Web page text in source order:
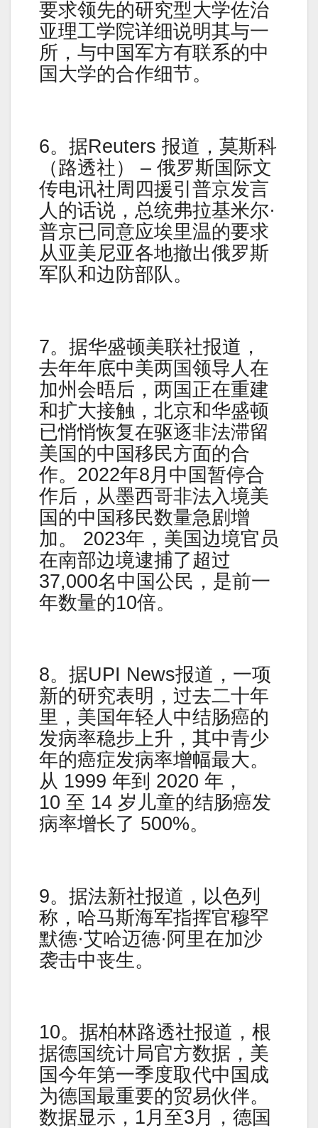
要求领先的研究型大学佐治
亚理工学院详细说明其与一
所，与中国军方有联系的中
国大学的合作细节。
6。据Reuters 报道，莫斯科
（路透社） – 俄罗斯国际文
传电讯社周四援引普京发言
人的话说，总统弗拉基米尔·
普京已同意应埃里温的要求
从亚美尼亚各地撤出俄罗斯
军队和边防部队。
7。据华盛顿美联社报道，
去年年底中美两国领导人在
加州会晤后，两国正在重建
和扩大接触，北京和华盛顿
已悄悄恢复在驱逐非法滞留
美国的中国移民方面的合
作。2022年8月中国暂停合
作后，从墨西哥非法入境美
国的中国移民数量急剧增
加。 2023年，美国边境官员
在南部边境逮捕了超过
37,000名中国公民，是前一
年数量的10倍。
8。据UPI News报道，一项
新的研究表明，过去二十年
里，美国年轻人中结肠癌的
发病率稳步上升，其中青少
年的癌症发病率增幅最大。
从 1999 年到 2020 年，
10 至 14 岁儿童的结肠癌发
病率增长了 500%。
9。据法新社报道，以色列
称，哈马斯海军指挥官穆罕
默德·艾哈迈德·阿里在加沙
袭击中丧生。
10。据柏林路透社报道，根
据德国统计局官方数据，美
国今年第一季度取代中国成
为德国最重要的贸易伙伴。
数据显示，1月至3月，德国